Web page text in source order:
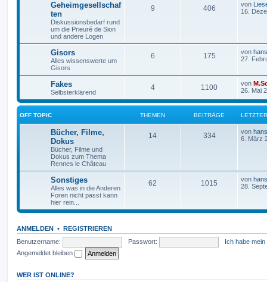
Geheimgesellschaf
ten
Diskussionsbedarf rund
um die Prieuré de Sion
und andere Logen
9 406 von
16.
Gisors
Alles wissenswerte um
Gisors
6 175 von
27.
Fakes
Selbsterklärend
4 1100 von
26. Mai
OFF TOPIC THEMEN BEITRÄGE
Bücher, Filme,
Dokus
Bücher, Filme und
Dokus zum Thema
Rennes le Château
14 334 von
6. März
Sonstiges
Alles was in die Anderen
Foren nicht passt kann
hier rein...
62 1015 von
28.
ANMELDEN • REGISTRIEREN
Benutzername:
Passwort:
Ich habe
Angemeldet bleiben
WER IST ONLINE?